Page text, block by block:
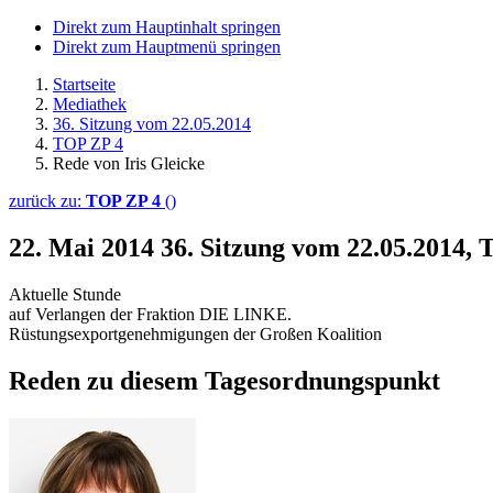
Direkt zum Hauptinhalt springen
Direkt zum Hauptmenü springen
Startseite
Mediathek
36. Sitzung vom 22.05.2014
TOP ZP 4
Rede von Iris Gleicke
zurück zu: TOP ZP 4 ()
22. Mai 2014 36. Sitzung vom
Aktuelle Stunde
auf Verlangen der Fraktion DIE LINKE.
Rüstungsexportgenehmigungen der Großen Koalition
Reden zu diesem Tagesordnungspunkt